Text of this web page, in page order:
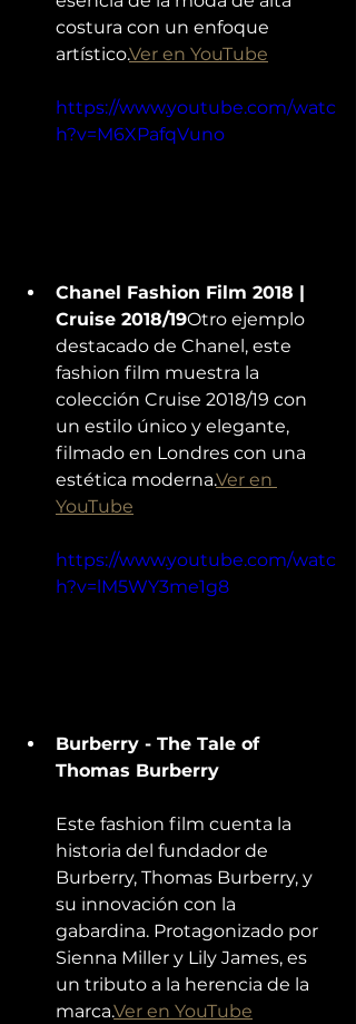
costura con un enfoque
artístico.Ver en YouTube
https://www.youtube.com/watc
h?v=M6XPafqVuno
Chanel Fashion Film 2018 |
Cruise 2018/19Otro ejemplo
destacado de Chanel, este
fashion film muestra la
colección Cruise 2018/19 con
un estilo único y elegante,
filmado en Londres con una
estética moderna.Ver en
YouTube
https://www.youtube.com/watc
h?v=lM5WY3me1g8
Burberry - The Tale of
Thomas Burberry
Este fashion film cuenta la
historia del fundador de
Burberry, Thomas Burberry, y
su innovación con la
gabardina. Protagonizado por
Sienna Miller y Lily James, es
un tributo a la herencia de la
marca.Ver en YouTube